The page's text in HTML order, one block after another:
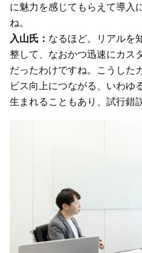
に魅力を感じてもらえて導入
ね。
入山氏： なるほど。リアルを
整して、なおかつ迅速にカス
だったわけですね。こうした
ビス向上につながる、いわゆ
生まれることもあり、試行錯